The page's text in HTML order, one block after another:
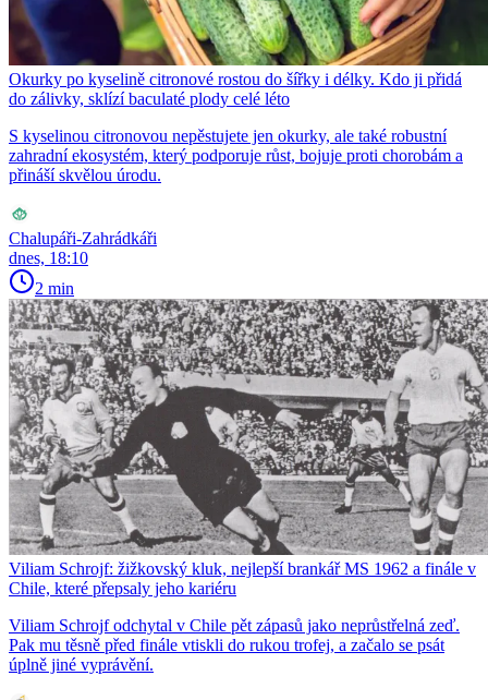
Okurky po kyselině citronové rostou do šířky i délky. Kdo ji přidá
do zálivky, sklízí baculaté plody celé léto
S kyselinou citronovou nepěstujete jen okurky, ale také robustní
zahradní ekosystém, který podporuje růst, bojuje proti chorobám a
přináší skvělou úrodu.
Chalupáři-Zahrádkáři
dnes, 18:10
2 min
Viliam Schrojf: žižkovský kluk, nejlepší brankář MS 1962 a finále v
Chile, které přepsaly jeho kariéru
Viliam Schrojf odchytal v Chile pět zápasů jako neprůstřelná zeď.
Pak mu těsně před finále vtiskli do rukou trofej, a začalo se psát
úplně jiné vyprávění.